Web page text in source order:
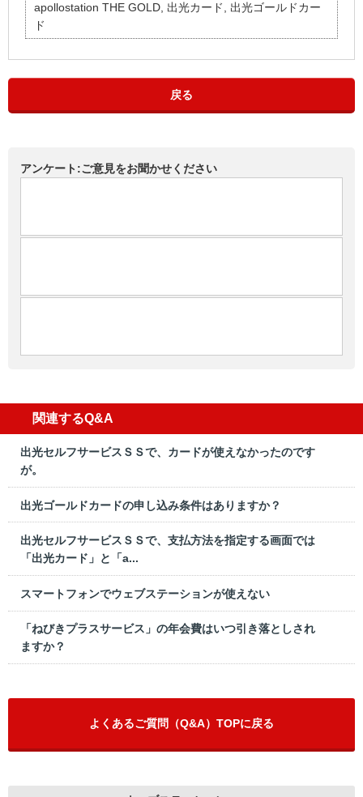
apollostation THE GOLD, 出光カード, 出光ゴールドカー
ド
戻る
アンケート:ご意見をお聞かせください
関連するQ&A
出光セルフサービスＳＳで、カードが使えなかったのです
が。
出光ゴールドカードの申し込み条件はありますか？
出光セルフサービスＳＳで、支払方法を指定する画面では
「出光カード」と「a...
スマートフォンでウェブステーションが使えない
「ねびきプラスサービス」の年会費はいつ引き落としされ
ますか？
よくあるご質問（Q&A）TOPに戻る